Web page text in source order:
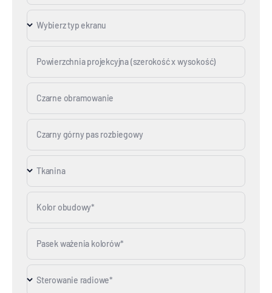
Wybierz typ ekranu
Powierzchnia projekcyjna (szerokość x wysokość)
Czarne obramowanie
Czarny górny pas rozbiegowy
Tkanina
Kolor obudowy*
Pasek ważenia kolorów*
Sterowanie radiowe*